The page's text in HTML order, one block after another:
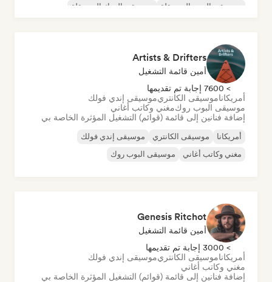
موسيقى البوب المستقلة
موسيقى الروك المستقلة
Artists & Drifters
أمين قائمة التشغيل
> 7600 إجابة تم تقديمها
أمريكاناموسيقى الكانتريموسيقى إندي فولك
موسيقى البوب روكمغني وكاتب أغاني
إضافة فنانين إلى قائمة (قوائم) التشغيل المؤثرة الخاصة بي
أمريكانا موسيقى الكانتري
موسيقى إندي فولك
مغني وكاتب أغاني
موسيقى البوب روك
Genesis Ritchot
أمين قائمة التشغيل
> 3000 إجابة تم تقديمها
أمريكاناموسيقى الكانتريموسيقى إندي فولك
مغني وكاتب أغاني
إضافة فنانين إلى قائمة (قوائم) التشغيل المؤثرة الخاصة بي